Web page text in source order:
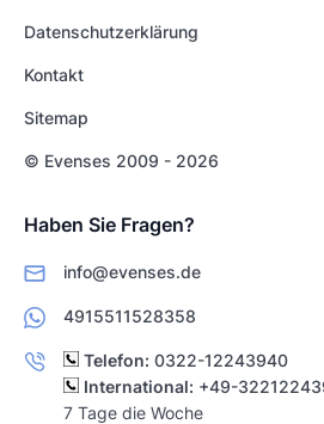
Datenschutzerklärung
Kontakt
Sitemap
© Evenses 2009 - 2026
Haben Sie Fragen?
info@evenses.de
4915511528358
Telefon: 0322-12243940
International: +49-
7 Tage die Woche